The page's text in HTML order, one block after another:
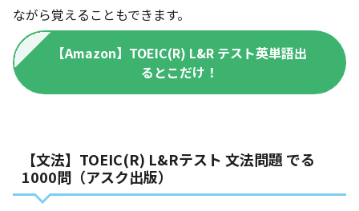
ながら覚えることもできます。
【Amazon】TOEIC(R) L&R テスト英単語出
るとこだけ！
【文法】TOEIC(R) L&Rテスト 文法問題 でる
1000問（アスク出版）